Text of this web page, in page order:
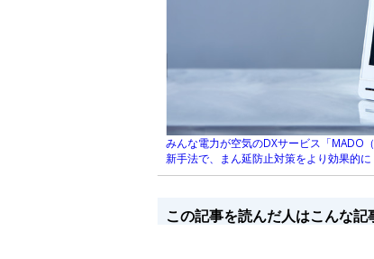
みんな電力が空気のDXサービス「MADO
新手法で、まん延防止対策をより効果的に
この記事を読んだ人はこんな